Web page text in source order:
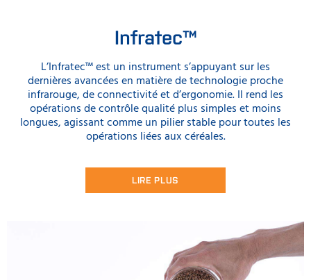
Infratec™
L’Infratec™ est un instrument s’appuyant sur les
dernières avancées en matière de technologie proche
infrarouge, de connectivité et d’ergonomie. Il rend les
opérations de contrôle qualité plus simples et moins
longues, agissant comme un pilier stable pour toutes les
opérations liées aux céréales.
LIRE PLUS